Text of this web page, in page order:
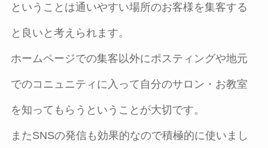
ということは通いやすい場所のお客様を集客する
と良いと考えられます。
ホームページでの集客以外にポスティングや地元
でのコニュニティに入って自分のサロン・お教室
を知ってもらうということが大切です。
またSNSの発信も効果的なので積極的に使いまし